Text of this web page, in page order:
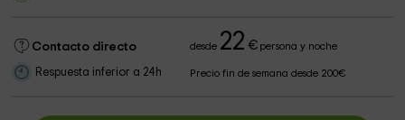
Contacto directo desde 22 €persona y noche
Respuesta inferior a 24h Precio fin de semana desde 200€